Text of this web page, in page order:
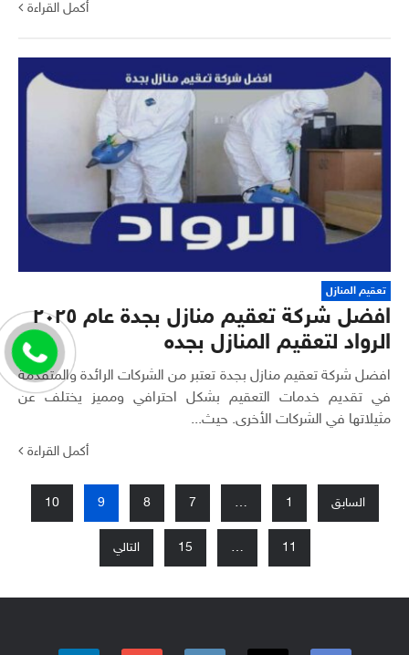
أكمل القراءة
تعقيم المنازل
افضل شركة تعقيم منازل بجدة عام ٢٠٢٥
الرواد لتعقيم المنازل بجده
افضل شركة تعقيم منازل بجدة تعتبر من الشركات الرائدة والمتقدمة
في تقديم خدمات التعقيم بشكل احترافي ومميز يختلف عن
مثيلاتها في الشركات الأخرى. حيث...
أكمل القراءة
تعددالسابق 1
…
7
8
9
10
11
…
15 التالي